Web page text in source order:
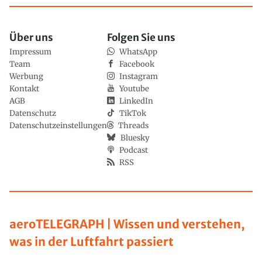
aeroTELEGRAPH | Wissen und verstehen,
was in der Luftfahrt passiert
Über uns
Impressum
Team
Werbung
Kontakt
AGB
Datenschutz
Datenschutzeinstellungen
Folgen Sie uns
WhatsApp
Facebook
Instagram
Youtube
LinkedIn
TikTok
Threads
Bluesky
Podcast
RSS